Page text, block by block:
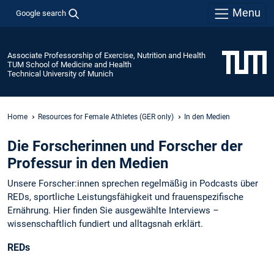
Google search Menu
Associate Professorship of Exercise, Nutrition and Health
TUM School of Medicine and Health
Technical University of Munich
Home Resources for Female Athletes (GER only) In den Medien
Die Forscherinnen und Forscher der
Professur in den Medien
Unsere Forscher:innen sprechen regelmäßig in Podcasts über
REDs, sportliche Leistungsfähigkeit und frauenspezifische
Ernährung. Hier finden Sie ausgewählte Interviews –
wissenschaftlich fundiert und alltagsnah erklärt.
REDs